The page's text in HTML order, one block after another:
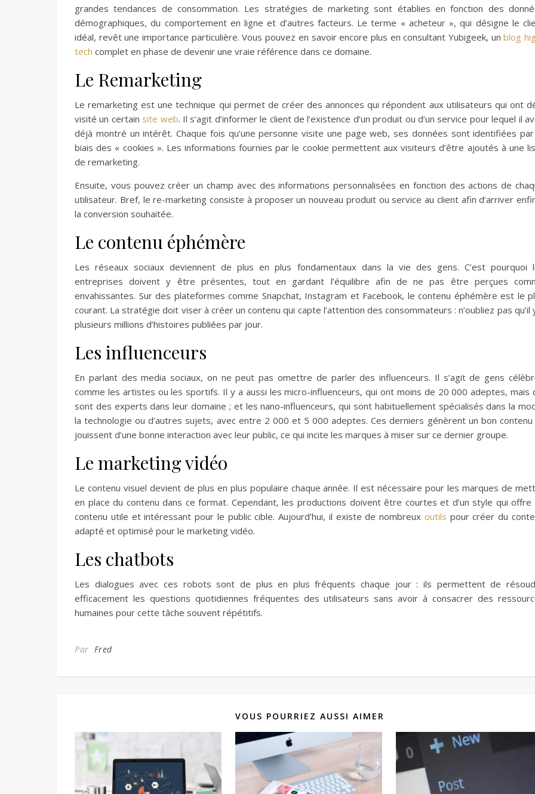
grandes tendances de consommation. Les stratégies de marketing sont établies en fonction des
démographiques, du comportement en ligne et d’autres facteurs. Le terme « acheteur », qui désigne le
idéal, revêt une importance particulière.Vous pouvez en savoir encore plus en consultant Yubigeek, unblog
tech complet en phase de devenir une vraie référence dans ce domaine.
Le Remarketing
Le remarketing est une technique qui permet de créer des annonces qui répondent aux utilisateurs qui ont
visité un certain site web. Il s’agit d’informer le client de l’existence d’un produit ou d’un service pour lequel il
déjà montré un intérêt. Chaque fois qu’une personne visite une page web, ses données sont identifiées
biais des « cookies ». Les informations fournies par le cookie permettent aux visiteurs d’être ajoutés à une
de remarketing.
Ensuite, vous pouvez créer un champ avec des informations personnalisées en fonction des actions de
utilisateur. Bref, lere-marketing consiste à proposer un nouveau produit ou service au client afin d’arriver
la conversion souhaitée.
Le contenu éphémère
Les réseaux sociaux deviennent de plus en plus fondamentaux dans la vie des gens. C’est pourquoi
entreprises doivent y être présentes, tout en gardant l’équilibre afin de ne pas être perçues
envahissantes. Sur des plateformes comme Snapchat, Instagram et Facebook, le contenu éphémère est le
courant. La stratégie doit viser à créer un contenu qui capte l’attention des consommateurs : n’oubliez pas qu’il
plusieurs millions d’histoires publiées par jour.
Les influenceurs
En parlant des media sociaux, on ne peut pas omettre de parler des influenceurs. Il s’agit de gens
comme les artistes ou les sportifs. Il y a aussi les micro-influenceurs, qui ont moins de 20 000 adeptes, mais
sont des experts dans leur domaine ; et les nano-influenceurs, qui sont habituellement spécialisés dans la
la technologie ou d’autres sujets, avec entre 2 000 et 5 000 adeptes. Ces derniers génèrent un bon
jouissent d’une bonne interaction avec leur public, ce qui incite les marques à miser sur ce dernier groupe.
Le marketing vidéo
Le contenu visuel devient de plus en plus populaire chaque année. Il est nécessaire pour les marques de
en place du contenu dans ce format. Cependant, les productions doivent être courtes et d’un style qui offre
contenu utile et intéressant pour le public cible. Aujourd’hui, il existe de nombreux outils pour créer du
adapté et optimisé pour le marketing vidéo.
Les chatbots
Les dialogues avec ces robots sont de plus en plus fréquents chaque jour : ils permettent de
efficacement les questions quotidiennes fréquentes des utilisateurs sans avoir à consacrer des
humaines pour cette tâche souvent répétitifs.
Par Fred
VOUS POURRIEZ AUSSI AIMER